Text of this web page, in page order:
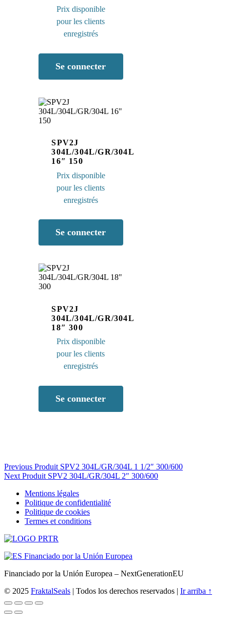
Prix disponible
pour les clients
enregistrés
Seconnecter
SPV2J
304L/304L/GR/304L
16″ 150
Prix disponible
pour les clients
enregistrés
Seconnecter
SPV2J
304L/304L/GR/304L
18″ 300
Prix disponible
pour les clients
enregistrés
Seconnecter
Navigation
de
l’article
Previous Produit SPV2 304L/GR/304L 1 1/2″ 300/600
Next Produit SPV2 304L/GR/304L 2″ 300/600
Mentions légales
Politique de confidentialité
Politique de cookies
Termes et conditions
Financiado por la Unión Europea – NextGenerationEU
© 2025 FraktalSeals | Todos los derechos reservados | Ir arriba ↑